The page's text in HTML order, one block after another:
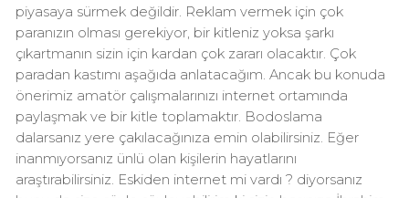
piyasaya sürmek değildir. Reklam vermek için çok
paranızın olması gerekiyor, bir kitleniz yoksa şarkı
çıkartmanın sizin için kardan çok zararı olacaktır. Çok
paradan kastımı aşağıda anlatacağım. Ancak bu konuda
önerimiz amatör çalışmalarınızı internet ortamında
paylaşmak ve bir kitle toplamaktır. Bodoslama
dalarsanız yere çakılacağınıza emin olabilirsiniz. Eğer
inanmıyorsanız ünlü olan kişilerin hayatlarını
araştırabilirsiniz. Eskiden internet mi vardı ? diyorsanız